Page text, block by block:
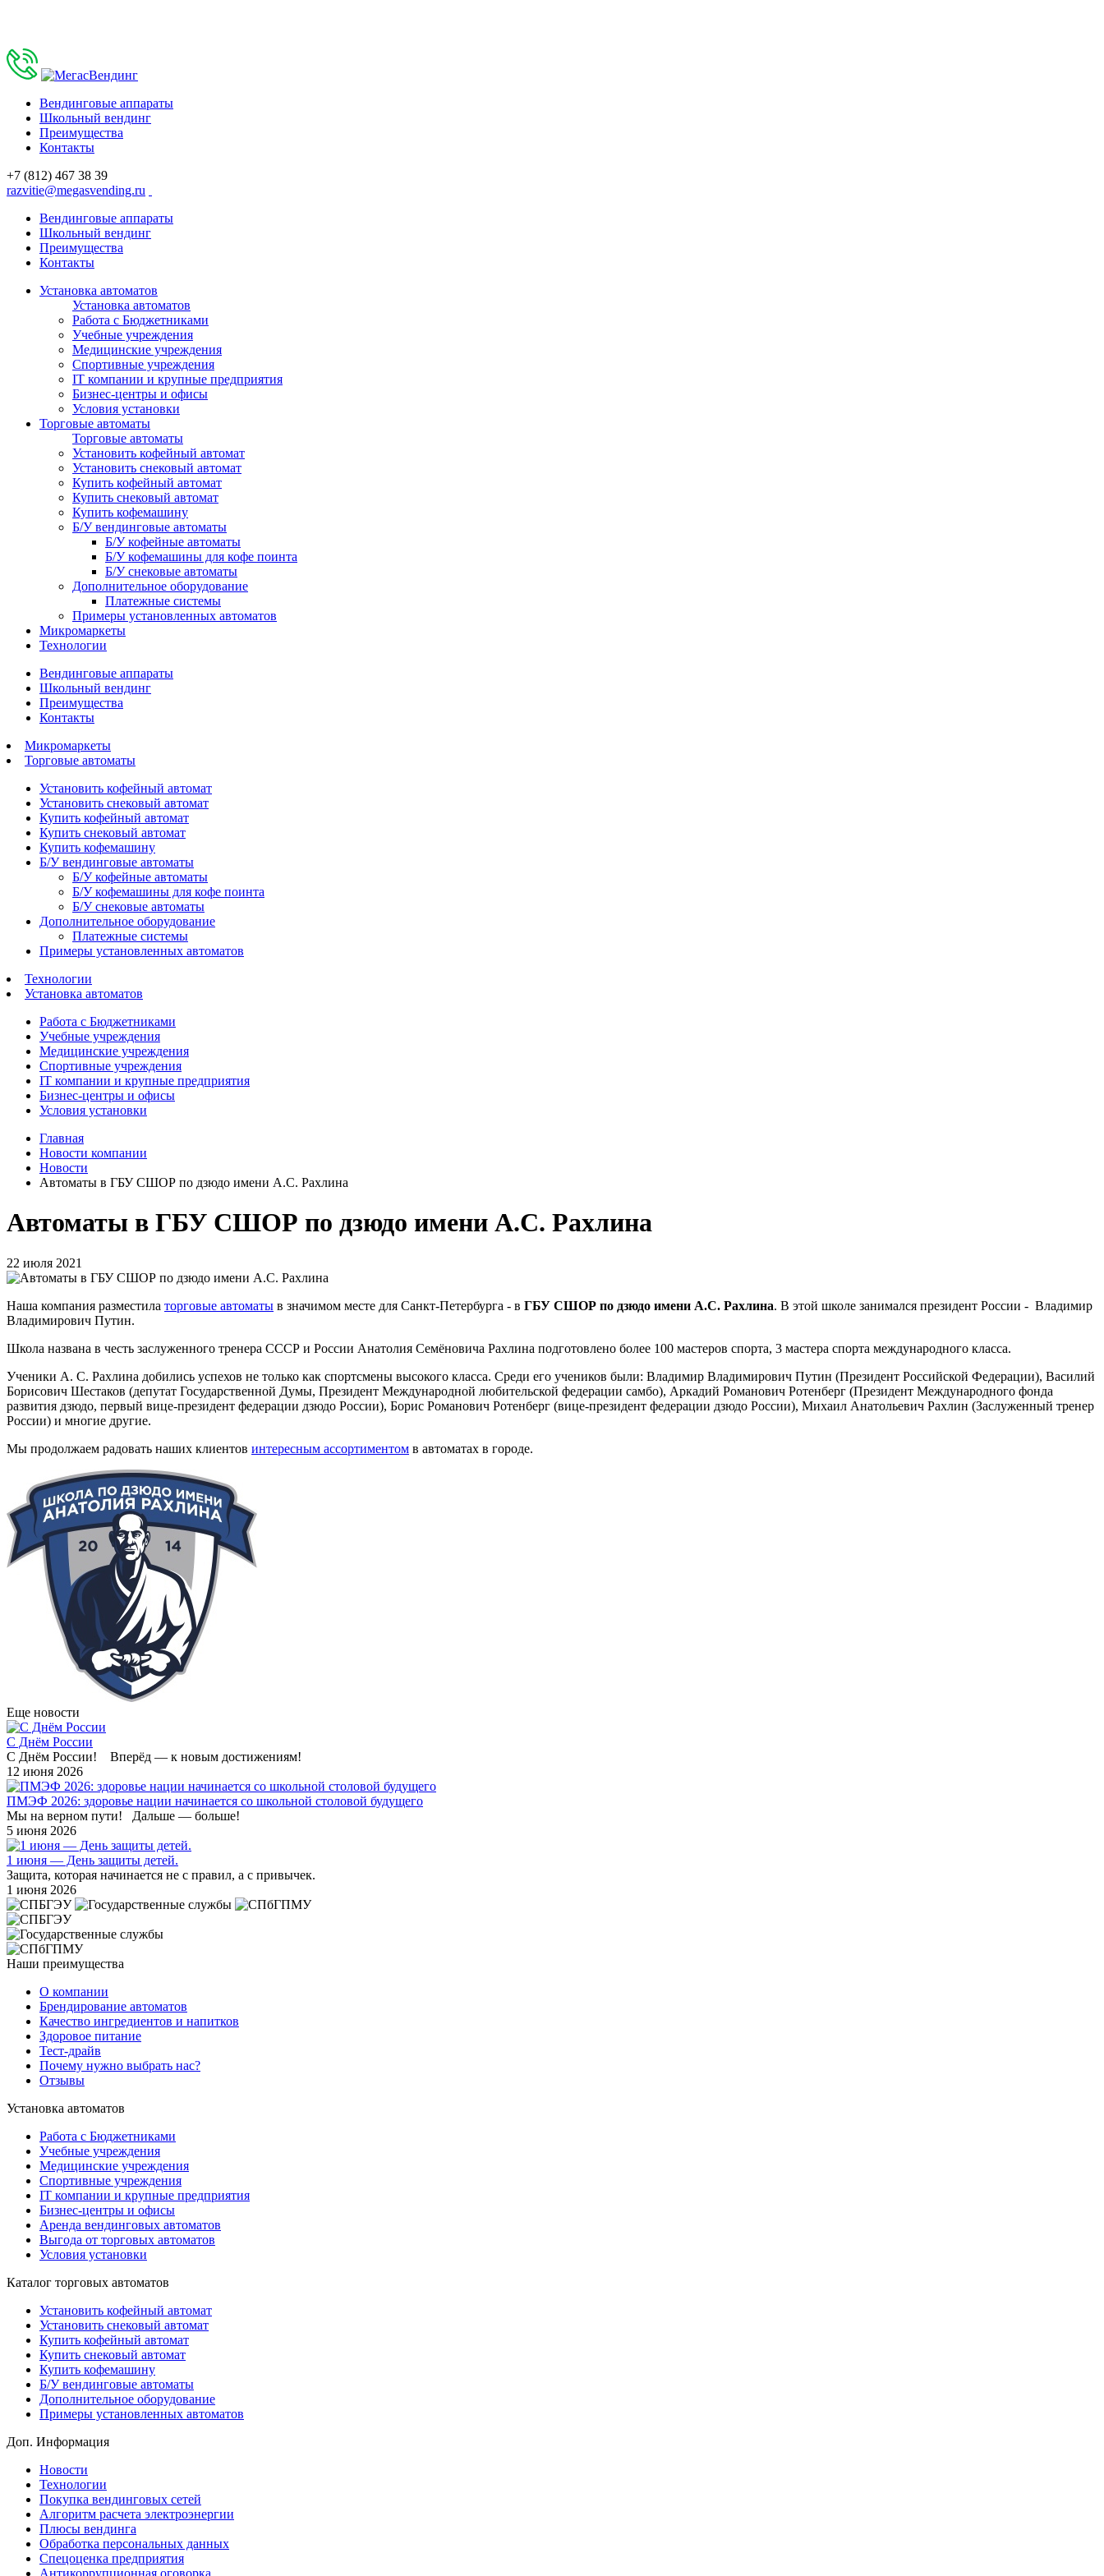
Вендинговые аппараты
Школьный вендинг
Преимущества
Контакты
+7 (812) 467 38 39
razvitie@megasvending.ru
Вендинговые аппараты
Школьный вендинг
Преимущества
Контакты
Установка автоматов
Установка автоматов
Работа с Бюджетниками
Учебные учреждения
Медицинские учреждения
Спортивные учреждения
IT компании и крупные предприятия
Бизнес-центры и офисы
Условия установки
Торговые автоматы
Торговые автоматы
Установить кофейный автомат
Установить снековый автомат
Купить кофейный автомат
Купить снековый автомат
Купить кофемашину
Б/У вендинговые автоматы
Б/У кофейные автоматы
Б/У кофемашины для кофе поинта
Б/У снековые автоматы
Дополнительное оборудование
Платежные системы
Примеры установленных автоматов
Микромаркеты
Технологии
Вендинговые аппараты
Школьный вендинг
Преимущества
Контакты
Микромаркеты
Торговые автоматы
Установить кофейный автомат
Установить снековый автомат
Купить кофейный автомат
Купить снековый автомат
Купить кофемашину
Б/У вендинговые автоматы
Б/У кофейные автоматы
Б/У кофемашины для кофе поинта
Б/У снековые автоматы
Дополнительное оборудование
Платежные системы
Примеры установленных автоматов
Технологии
Установка автоматов
Работа с Бюджетниками
Учебные учреждения
Медицинские учреждения
Спортивные учреждения
IT компании и крупные предприятия
Бизнес-центры и офисы
Условия установки
Главная
Новости компании
Новости
Автоматы в ГБУ СШОР по дзюдо имени А.С. Рахлина
Автоматы в ГБУ СШОР по дзюдо имени А.С. Рахлина
22 июля 2021
Наша компания разместила торговые автоматы в значимом месте для Санкт-Петербурга - в ГБУ СШОР по дзюдо имени А.С. Рахлина. В этой школе занимался президент России - Владимир
Владимирович Путин.
Школа названа в честь заслуженного тренера СССР и России Анатолия Семёновича Рахлина подготовлено более 100 мастеров спорта, 3 мастера спорта международного класса.
Ученики А. С. Рахлина добились успехов не только как спортсмены высокого класса. Среди его учеников были: Владимир Владимирович Путин (Президент Российской Федерации), Василий
Борисович Шестаков (депутат Государственной Думы, Президент Международной любительской федерации самбо), Аркадий Романович Ротенберг (Президент Международного фонда
развития дзюдо, первый вице-президент федерации дзюдо России), Борис Романович Ротенберг (вице-президент федерации дзюдо России), Михаил Анатольевич Рахлин (Заслуженный тренер
России) и многие другие.
Мы продолжаем радовать наших клиентов интересным ассортиментом в автоматах в городе.
Еще новости
С Днём России
С Днём России! Вперёд — к новым достижениям!
12 июня 2026
ПМЭФ 2026: здоровье нации начинается со школьной столовой будущего
Мы на верном пути! Дальше — больше!
5 июня 2026
1 июня — День защиты детей.
Защита, которая начинается не с правил, а с привычек.
1 июня 2026
Наши преимущества
О компании
Брендирование автоматов
Качество ингредиентов и напитков
Здоровое питание
Тест-драйв
Почему нужно выбрать нас?
Отзывы
Установка автоматов
Работа с Бюджетниками
Учебные учреждения
Медицинские учреждения
Спортивные учреждения
IT компании и крупные предприятия
Бизнес-центры и офисы
Аренда вендинговых автоматов
Выгода от торговых автоматов
Условия установки
Каталог торговых автоматов
Установить кофейный автомат
Установить снековый автомат
Купить кофейный автомат
Купить снековый автомат
Купить кофемашину
Б/У вендинговые автоматы
Дополнительное оборудование
Примеры установленных автоматов
Доп. Информация
Новости
Технологии
Покупка вендинговых сетей
Алгоритм расчета электроэнергии
Плюсы вендинга
Обработка персональных данных
Спецоценка предприятия
Антикоррупционная оговорка